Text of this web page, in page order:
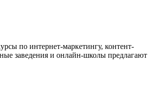
по интернет-маркетингу, контент-
заведения и онлайн-школы предлагают